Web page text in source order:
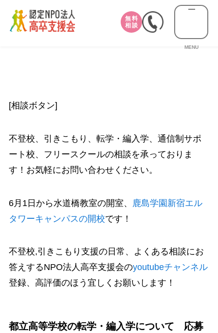
無料
相談
MENU
[相談ボタン]
不登校、引きこもり、転学・編入学、通信制サポ
ート校、フリースクールの相談を承っておりま
す！お気軽にお問い合わせください。
6月1日から水道橋教室の開室、
鹿島学園新宿エル
タワーキャンパスの開校です！
不登校,引きこもり支援の日常、よくある相談にお
答えするNPO法人高卒支援会のyoutubeチャンネル
登録、高評価のほう宜しくお願いします！
都立高等学校の転学・編入学について 応募